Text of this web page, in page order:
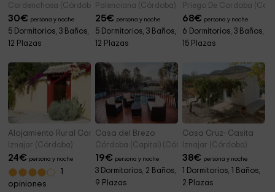
Cardenchosa (Córdoba)
30€ persona y noche
5 Dormitorios, 3 Baños,
12 Plazas
Palenciana (Córdoba)
25€ persona y noche
5 Dormitorios, 3 Baños,
12 Plazas
Priego De Cordoba
68€ persona y noche
6 Dormitorios, 3 Baños,
15 Plazas
Alojamiento Rural Cortijo San José
Iznajar (Córdoba)
24€ persona y noche
opiniones
Casa del Brezo
Córdoba (Capital) (Córdoba)
19€ persona y noche
3 Dormitorios, 2 Baños,
9 Plazas
Casa Cruz- Casita
Iznajar (Córdoba)
38€ persona y noche
1 Dormitorios, 1 Baños,
2 Plazas